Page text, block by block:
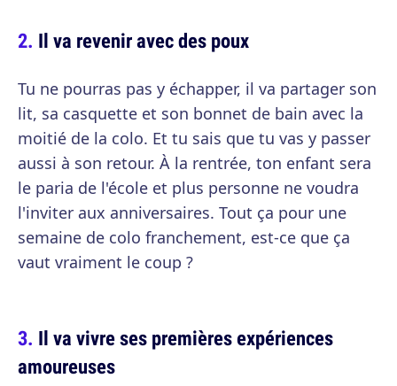
Il va revenir avec des poux
Tu ne pourras pas y échapper, il va partager son
lit, sa casquette et son bonnet de bain avec la
moitié de la colo. Et tu sais que tu vas y passer
aussi à son retour. À la rentrée, ton enfant sera
le paria de l'école et plus personne ne voudra
l'inviter aux anniversaires. Tout ça pour une
semaine de colo franchement, est-ce que ça
vaut vraiment le coup ?
Il va vivre ses premières expériences
amoureuses